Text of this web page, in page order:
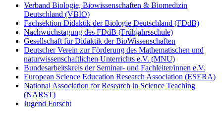
Verband Biologie, Biowissenschaften & Biomedizin
Deutschland (VBIO)
Fachsektion Didaktik der Biologie Deutschland (FDdB)
Nachwuchstagung des FDdB (Frühjahrsschule)
Gesellschaft für Didaktik der BioWissenschaften
Deutscher Verein zur Förderung des Mathematischen und
naturwissenschaftlichen Unterrichts e.V. (MNU)
Bundesarbeitskreis der Seminar- und Fachleiter/innen e.V.
European Science Education Research Association (ESERA)
National Association for Research in Science Teaching
(NARST)
Jugend Forscht